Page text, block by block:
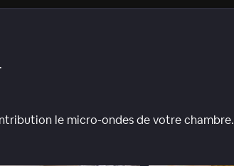
le micro-ondes de votre chambre.